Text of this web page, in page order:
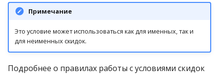
Примечание
Это условие может использоваться как для именных, так и
для неименных скидок.
Подробнее о правилах работы с условиями скидок